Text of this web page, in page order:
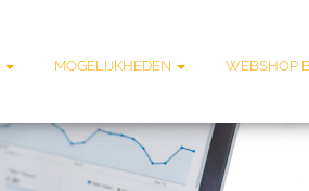
MOGELIJKHEDEN WEBSHOP